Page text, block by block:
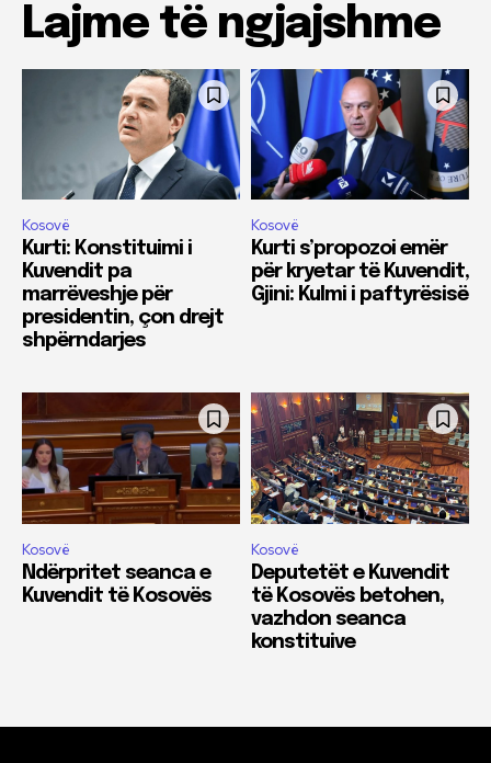
Lajme të ngjajshme
Kosovë
Kurti: Konstituimi i
Kuvendit pa
marrëveshje për
presidentin, çon drejt
shpërndarjes
Kosovë
Kurti s’propozoi emër
për kryetar të Kuvendit,
Gjini: Kulmi i paftyrësisë
Kosovë
Ndërpritet seanca e
Kuvendit të Kosovës
Kosovë
Deputetët e Kuvendit
të Kosovës betohen,
vazhdon seanca
konstituive